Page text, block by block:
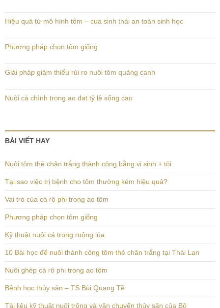
Hiệu quả từ mô hình tôm – cua sinh thái an toàn sinh học
Phương pháp chọn tôm giống
Giải pháp giảm thiểu rủi ro nuôi tôm quảng canh
Nuôi cá chình trong ao đạt tỷ lệ sống cao
BÀI VIẾT HAY
Nuôi tôm thẻ chân trắng thành công bằng vi sinh + tỏi
Tại sao việc trị bệnh cho tôm thường kém hiệu quả?
Vai trò của cá rô phi trong ao tôm
Phương pháp chọn tôm giống
Kỹ thuật nuôi cá trong ruộng lúa
10 Bài học để nuôi thành công tôm thẻ chân trắng tại Thái Lan
Nuôi ghép cá rô phi trong ao tôm
Bệnh học thủy sản – TS Bùi Quang Tề
Tài liệu kỹ thuật nuôi trông và vận chuyển thủy sản của Bộ